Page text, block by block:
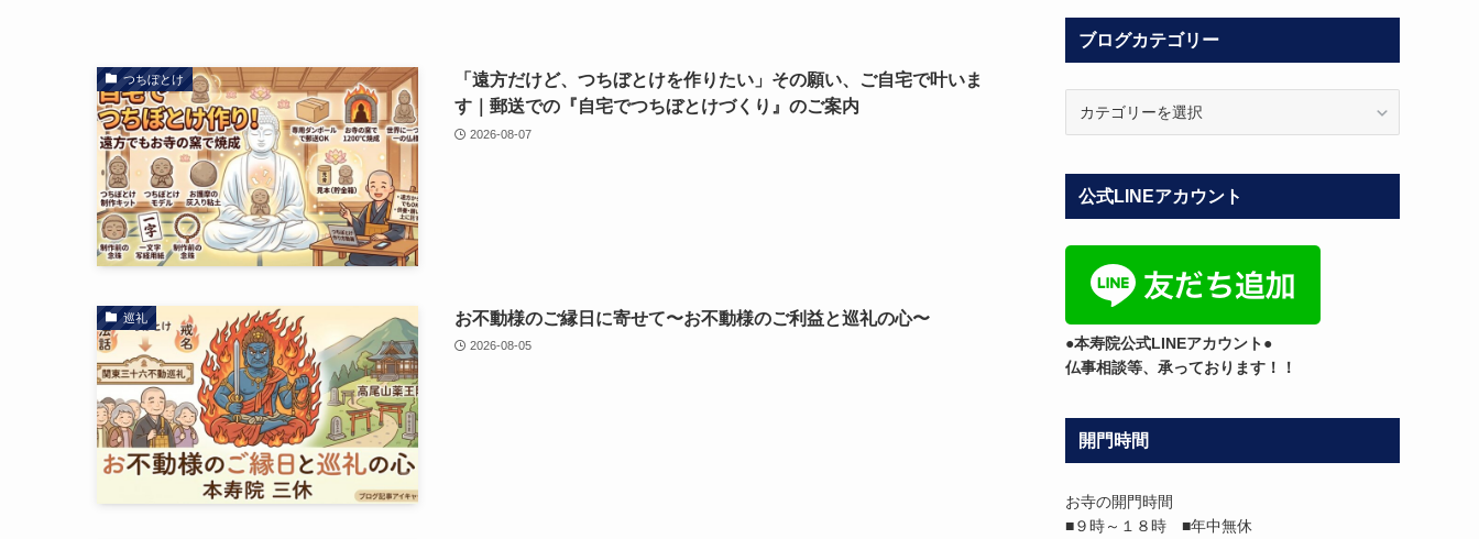
つちぼとけ
「遠方だけど、つちぼとけを作りたい」その願い、ご自宅で叶いま
す｜郵送での『自宅でつちぼとけづくり』のご案内
2026-08-07
巡礼 お不動様のご縁日に寄せて〜お不動様のご利益と巡礼の心〜
2026-08-05
ブログカテゴリー
カ
テ
ゴ
リ
公式LINEアカウント
●本寿院公式LINEアカウント●
仏事相談等、承っております！！
開門時間
お寺の開門時間
■９時～１８時 ■年中無休